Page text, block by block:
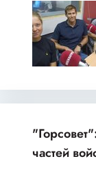
частей